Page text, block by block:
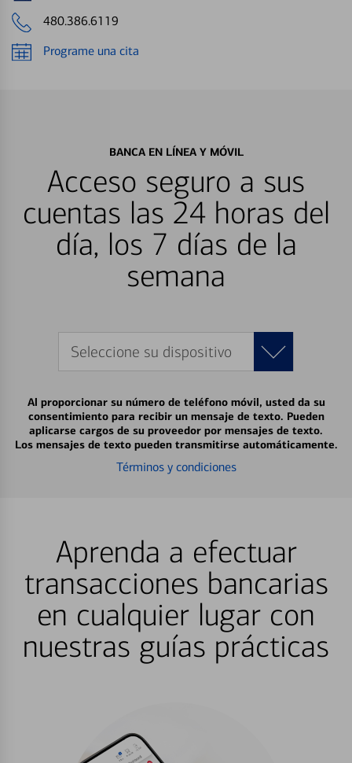
480.386.6119
Programe una cita
BANCA EN LÍNEA Y MÓVIL
Acceso seguro a sus
cuentas las 24 horas del
día, los 7 días de la
semana
Seleccione su dispositivo
Al proporcionar su número de teléfono móvil, usted da su
consentimiento para recibir un mensaje de texto. Pueden
aplicarse cargos de su proveedor por mensajes de texto.
Los mensajes de texto pueden transmitirse automáticamente.
Términos y condiciones
Aprenda a efectuar
transacciones bancarias
en cualquier lugar con
nuestras guías prácticas